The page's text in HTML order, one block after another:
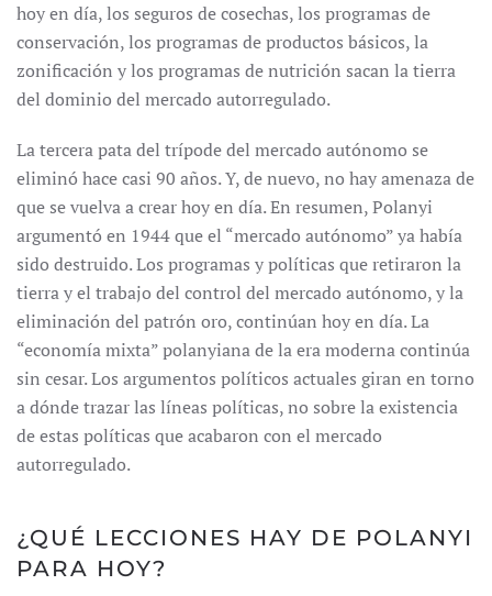
hoy en día, los seguros de cosechas, los programas de
conservación, los programas de productos básicos, la
zonificación y los programas de nutrición sacan la tierra
del dominio del mercado autorregulado.
La tercera pata del trípode del mercado autónomo se
eliminó hace casi 90 años. Y, de nuevo, no hay amenaza de
que se vuelva a crear hoy en día. En resumen, Polanyi
argumentó en 1944 que el “mercado autónomo” ya había
sido destruido. Los programas y políticas que retiraron la
tierra y el trabajo del control del mercado autónomo, y la
eliminación del patrón oro, continúan hoy en día. La
“economía mixta” polanyiana de la era moderna continúa
sin cesar. Los argumentos políticos actuales giran en torno
a dónde trazar las líneas políticas, no sobre la existencia
de estas políticas que acabaron con el mercado
autorregulado.
¿QUÉ LECCIONES HAY DE POLANYI
PARA HOY?